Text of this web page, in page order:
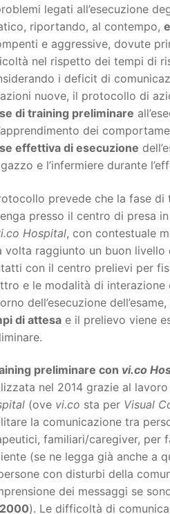
legati all’esecuzione
riportando, al contempo,
e aggressive, dovute
nel rispetto dei tempi di
i deficit di
nuove, il protocollo di
di training preliminare
dei
effettiva di esecuzione
e l’infermiere durante
prevede che la fase di
presso il centro di presa
Hospital, con contestuale
volta raggiunto un buon
con il centro prelievi per
e le modalità di interazione
dell’esecuzione
di attesa e il prelievo viene
preliminare con vi.co
nel 2014 grazie al
(ove vi.co sta per Visual
la comunicazione tra
familiari/caregiver, per
(se ne legga già anche a
con disturbi della
dei messaggi se
). Le difficoltà di